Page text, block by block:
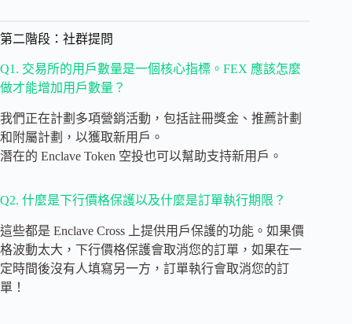
第二階段：社群提問
Q1. 交易所的用戶數量是一個核心指標。FEX 應該怎麼
做才能增加用戶數量？
我們正在計劃多項營銷活動，包括註冊獎金、推薦計劃
和附屬計劃，以獲取新用戶。
潛在的 Enclave Token 空投也可以幫助支持新用戶。
Q2. 什麼是下行價格保護以及什麼是訂單執行期限？
這些都是 Enclave Cross 上提供用戶保護的功能。如果價
格波動太大，下行價格保護會取消您的訂單，如果在一
定時間後沒有人填寫另一方，訂單執行會取消您的訂
單！